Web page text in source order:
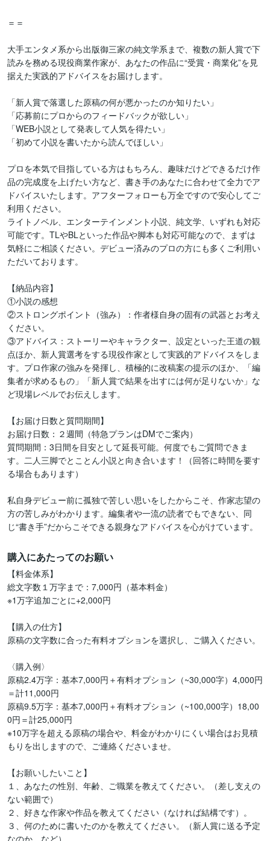
＝＝
大手エンタメ系から出版御三家の純文学系まで、複数の新人賞で下
読みを務める現役商業作家が、あなたの作品に“受賞・商業化”を見
据えた実践的アドバイスをお届けします。
「新人賞で落選した原稿の何が悪かったのか知りたい」
「応募前にプロからのフィードバックが欲しい」
「WEB小説として発表して人気を得たい」
「初めて小説を書いたから読んでほしい」
プロを本気で目指している方はもちろん、趣味だけどできるだけ作
品の完成度を上げたい方など、書き手のあなたに合わせて全力でア
ドバイスいたします。アフターフォローも万全ですので安心してご
利用ください。
ライトノベル、エンターテインメント小説、純文学、いずれも対応
可能です。TLやBLといった作品や脚本も対応可能なので、まずは
気軽にご相談ください。デビュー済みのプロの方にも多くご利用い
ただいております。
【納品内容】
①小説の感想
②ストロングポイント（強み）：作者様自身の固有の武器とお考え
ください。
③アドバイス：ストーリーやキャラクター、設定といった王道の観
点ほか、新人賞選考をする現役作家として実践的アドバイスをしま
す。プロ作家の強みを発揮し、積極的に改稿案の提示のほか、「編
集者が求めるもの」「新人賞で結果を出すには何が足りないか」な
ど現場レベルでお伝えします。
【お届け日数と質問期間】
お届け日数：２週間（特急プランはDMでご案内）
質問期間：3日間を目安として延長可能。何度でもご質問できま
す。二人三脚でとことん小説と向き合います！（回答に時間を要す
る場合もあります）
私自身デビュー前に孤独で苦しい思いをしたからこそ、作家志望の
方の苦しみがわかります。編集者や一流の読者でもできない、同
じ“書き手”だからこそできる親身なアドバイスを心がけています。
購入にあたってのお願い
【料金体系】
総文字数１万字まで：7,000円（基本料金）
※1万字追加ごとに+2,000円
【購入の仕方】
原稿の文字数に合った有料オプションを選択し、ご購入ください。
〈購入例〉
原稿2.4万字：基本7,000円＋有料オプション（~30,000字）4,000円
＝計11,000円
原稿9.5万字：基本7,000円＋有料オプション（~100,000字）18,00
0円＝計25,000円
※10万字を超える原稿の場合や、料金がわかりにくい場合はお見積
もりを出しますので、ご連絡くださいませ。
【お願いしたいこと】
１、あなたの性別、年齢、ご職業を教えてください。（差し支えの
ない範囲で）
２、好きな作家や作品を教えてください（なければ結構です）。
３、何のために書いたのかを教えてください。（新人賞に送る予定